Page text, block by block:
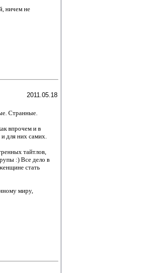
ничем не
2011.05.18
Странные.
впрочем и в
для них самих.
тайтлов,
:) Все дело в
стать
миру,